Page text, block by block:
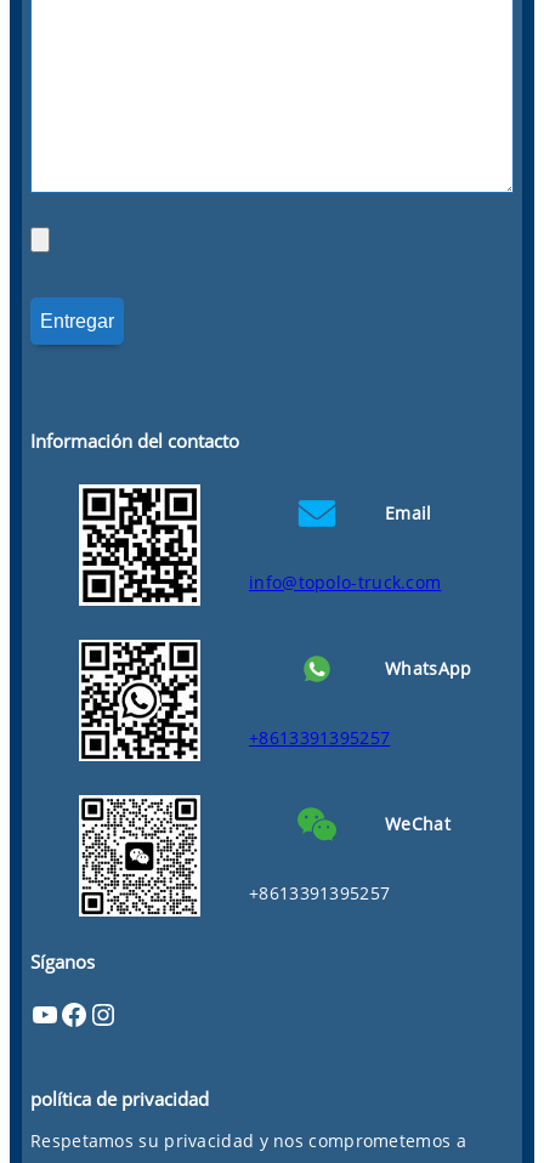
Información del contacto
Email
info@topolo-truck.com
WhatsApp
+8613391395257
WeChat
+8613391395257
Síganos
YouTube Facebook Instagram
política de privacidad
Respetamos su privacidad y nos comprometemos a